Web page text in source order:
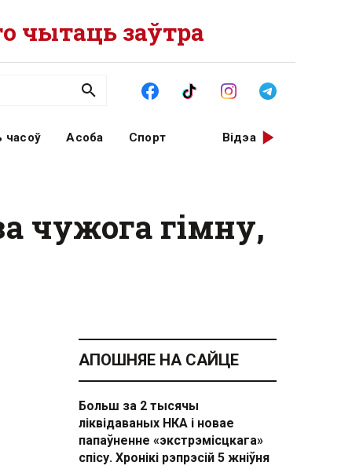
чытаць заўтра
часоў Асоба Спорт Відэа
чужога гімну,
АПОШНЯЕ НА САЙЦЕ
Больш за 2 тысячы
ліквідаваных НКА і новае
папаўненне «экстрэмісцкага»
спісу. Хронікі рэпрэсій 5 жніўня